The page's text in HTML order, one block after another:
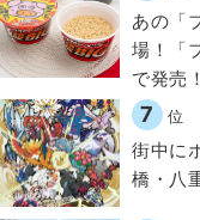
あの「
場！「
で発売！
7 位
街中に
橋・八